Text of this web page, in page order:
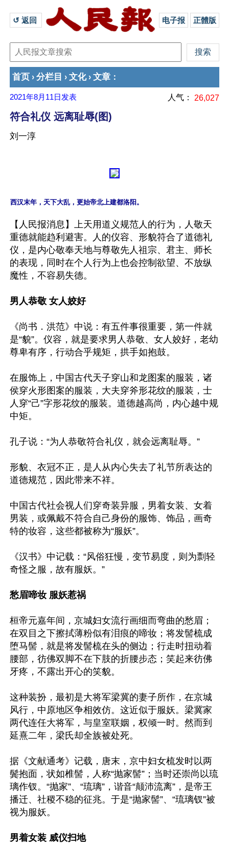
↺ 返回 电子报 正體版
首页 › 分栏目 › 文化› 文章 ：
2021年8月11日 发表 人气： 26,027
符合礼仪 远离耻辱(图)
刘一淳
【人民报消息】上天用道义规范人的行为，人敬天
重德就能趋利避害。人的仪容、形貌符合了道德礼
仪，是内心敬奉天地与尊敬先人祖宗、君主、师长
的表现，同时在个人行为上也会控制欲望、不放纵
魔性，不容易失德。
男人恭敬 女人姣好
《尚书．洪范》中说：有五件事很重要，第一件就
是“貌”。仪容，就是要求男人恭敬、女人姣好，老幼
尊卑有序，行动合乎规矩，拱手如抱鼓。
在服饰上，中国古代天子穿山和龙图案的服装，诸
侯穿火形图案的服装，大夫穿斧形花纹的服装，士
人穿“己”字形花纹的服装。道德越高尚，内心越中规
中矩。
孔子说：“为人恭敬符合礼仪，就会远离耻辱。”
形貌、衣冠不正，是人从内心失去了礼节所表达的
道德规范，因此带来不祥。
中国古代社会视人们穿奇装异服，男着女装、女着
男装，或佩戴不符合自己身份的服饰、饰品，画奇
特的妆容，这些都被称为“服妖”。
《汉书》中记载：“风俗狂慢，变节易度，则为剽轻
奇怪之服，故有服妖。”
愁眉啼妆 服妖惹祸
桓帝元嘉年间，京城妇女流行画细而弯曲的愁眉；
在双目之下擦拭薄粉似有泪痕的啼妆；将发髻梳成
堕马髻，就是将发髻梳在头的侧边；行走时扭动着
腰部，彷佛双脚不在下肢的折腰步态；笑起来彷佛
牙疼，不露出开心的笑貌。
这种装扮，最初是大将军梁冀的妻子所作，在京城
风行，中原地区争相效仿。这近似于服妖。梁冀家
两代连任大将军，与皇室联姻，权倾一时。然而到
延熹二年，梁氏却全族被处死。
据《文献通考》记载，唐末，京中妇女梳发时以两
鬓抱面，状如椎髻，人称“抛家髻”；当时还崇尚以琉
璃作钗。“抛家”、“琉璃”，谐音“颠沛流离”，是帝王
播迁、社稷不稳的征兆。于是“抛家髻”、“琉璃钗”被
视为服妖。
男着女装 威仪扫地